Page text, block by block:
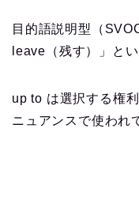
目的語説明型（
leave（残す）」とい
up to は選択する権
ニュアンスで使われ